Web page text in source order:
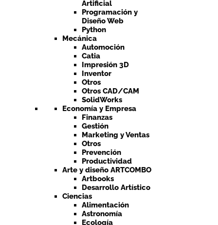
Artificial
Programación y
Diseño Web
Python
Mecánica
Automoción
Catia
Impresión 3D
Inventor
Otros
Otros CAD/CAM
SolidWorks
Economía y Empresa
Finanzas
Gestión
Marketing y Ventas
Otros
Prevención
Productividad
Arte y diseño ARTCOMBO
Artbooks
Desarrollo Artístico
Ciencias
Alimentación
Astronomía
Ecología